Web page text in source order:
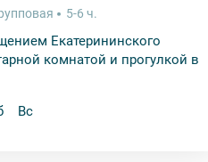
5-6 ч.
Екатерининского
комнатой и прогулкой в
Вс